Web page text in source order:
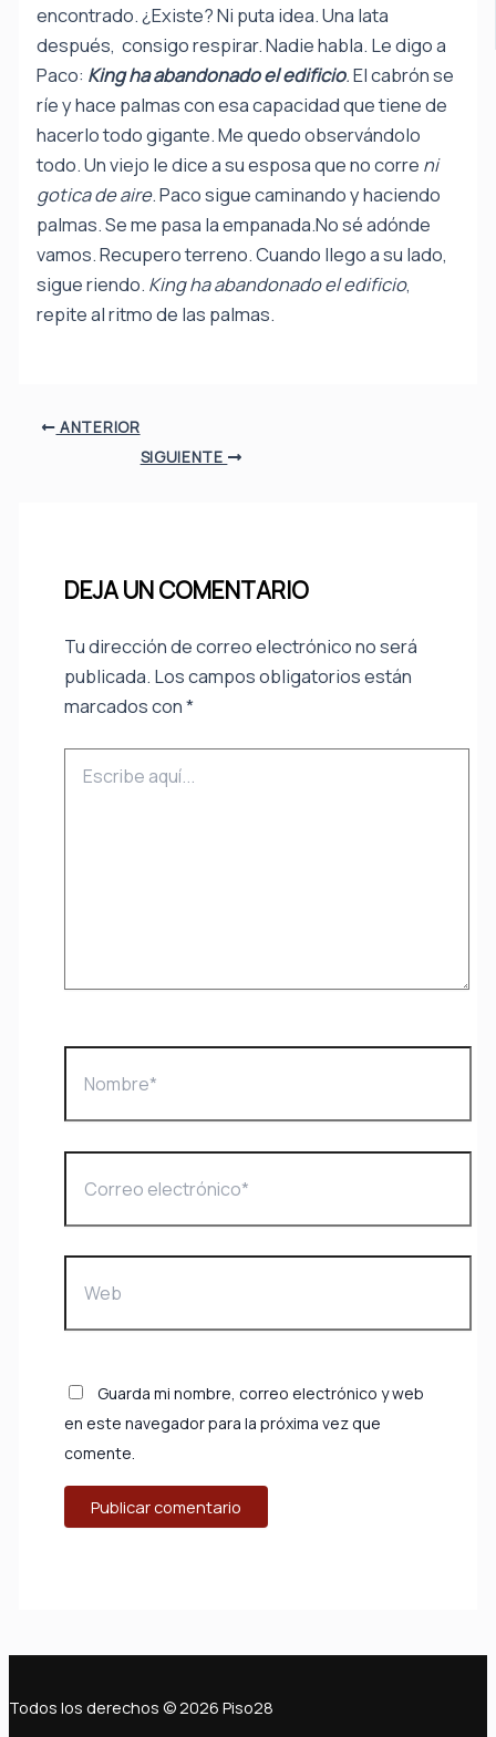
encontrado. ¿Existe? Ni puta idea. Una lata
después, consigo respirar. Nadie habla. Le digo a
Paco: King ha abandonado el edificio.El cabrón se
ríe y hace palmas con esa capacidad que tiene de
hacerlo todo gigante. Me quedo observándolo
todo. Un viejo le dice a su esposa que no corre ni
gotica de aire. Paco sigue caminando y haciendo
palmas. Se me pasa la empanada.No sé adónde
vamos. Recupero terreno. Cuando llego a su lado,
sigue riendo. King ha abandonado el edificio,
repite al ritmo de las palmas.
ANTERIOR
SIGUIENTE
DEJA UN COMENTARIO
Tu dirección de correo electrónico no será
publicada. Los campos obligatorios están
marcados con*
aquí...
Correo
electrónico*
Guarda mi nombre, correo electrónico y web
en este navegador para la próxima vez que
comente.
Todos los derechos © 2026 Piso28